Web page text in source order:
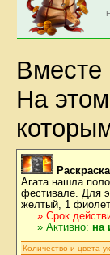
Вместе
На
Агата нашла
фестивале. Для
желтый, 1
» Срок
» Активно: на
Количество и цвета